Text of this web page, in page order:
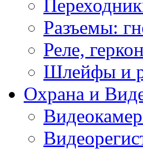
Разъемы:
Реле,
Шлейфы и
Охрана и